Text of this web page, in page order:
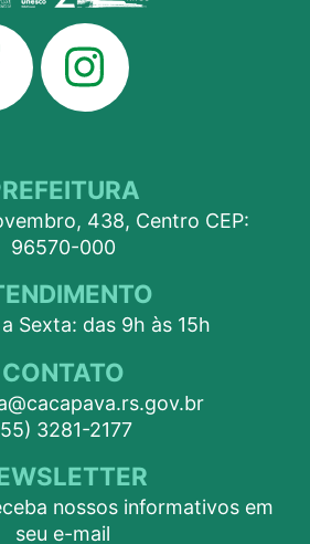
438, Centro CEP:
96570-000
Sexta: das 9h às 15h
CONTATO
3281-2177
nossos informativos em
seu e-mail